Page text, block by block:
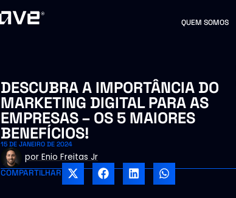
QUEM SOMOS
DESCUBRA A IMPORTÂNCIA DO
MARKETING DIGITAL PARA AS
EMPRESAS – OS 5 MAIORES
BENEFÍCIOS!
15 DE JANEIRO DE 2024
porEnio Freitas Jr
COMPARTILHAR